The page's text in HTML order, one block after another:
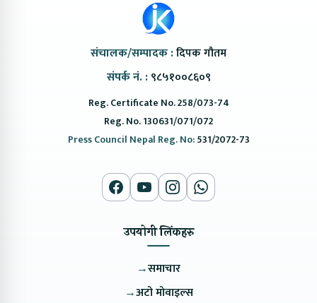
संचालक/सम्पादक :दिपक गौतम
संपर्क नं. : ९८५१००८६०९
Reg. Certificate No. 258/073-74
Reg. No. 130631/071/072
Press Council Nepal Reg. No:531/2072-73
उपयोगी लिंकहरु
→समाचार
→अटो मोवाइल्स